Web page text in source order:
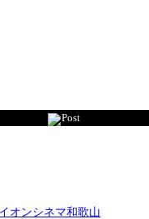
Post
オンシネマ和歌山